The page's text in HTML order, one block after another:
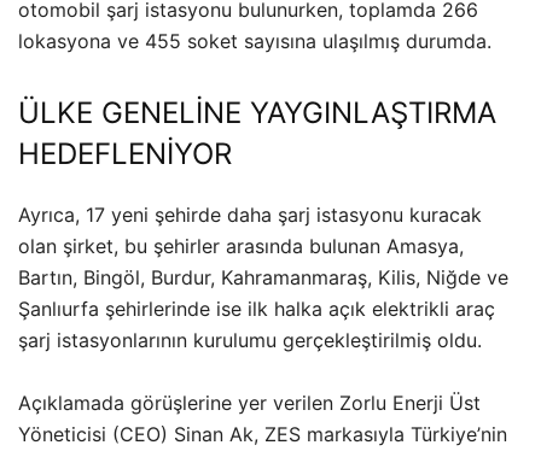
otomobil şarj istasyonu bulunurken, toplamda 266
lokasyona ve 455 soket sayısına ulaşılmış durumda.
ÜLKE GENELİNE YAYGINLAŞTIRMA
HEDEFLENİYOR
Ayrıca, 17 yeni şehirde daha şarj istasyonu kuracak
olan şirket, bu şehirler arasında bulunan Amasya,
Bartın, Bingöl, Burdur, Kahramanmaraş, Kilis, Niğde ve
Şanlıurfa şehirlerinde ise ilk halka açık elektrikli araç
şarj istasyonlarının kurulumu gerçekleştirilmiş oldu.
Açıklamada görüşlerine yer verilen Zorlu Enerji Üst
Yöneticisi (CEO) Sinan Ak, ZES markasıyla Türkiye’nin